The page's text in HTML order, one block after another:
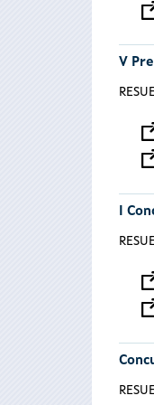
V
I